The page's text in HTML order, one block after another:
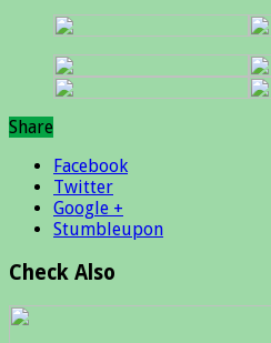
Share
Facebook
Twitter
Google +
Stumbleupon
Check Also